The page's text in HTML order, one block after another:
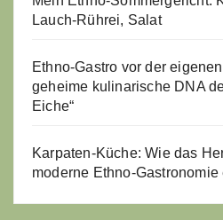
Lauch-Rührei, Salat
Ethno-Gastro vor der
geheime kulinarische DNA
Eiche“
Karpaten-Küche: Wie das
moderne Ethno-Gastronomie